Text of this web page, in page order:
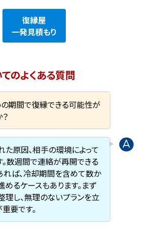
復縁屋
一発見積もり
のよくある質問
の期間で復縁できる可能性が
た原因、相手の環境によって
。数週間で連絡が再開できる
れば、冷却期間を含めて数か
めるケースもあります。まず
理し、無理のないプランを立
要です。